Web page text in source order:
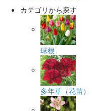
カテゴリから探す
球根
多年草（花苗）